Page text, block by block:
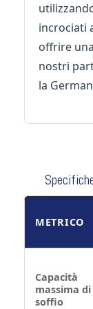
incrociati
offrire
nostri
la
METRICO
Capacità
massima di
soffio